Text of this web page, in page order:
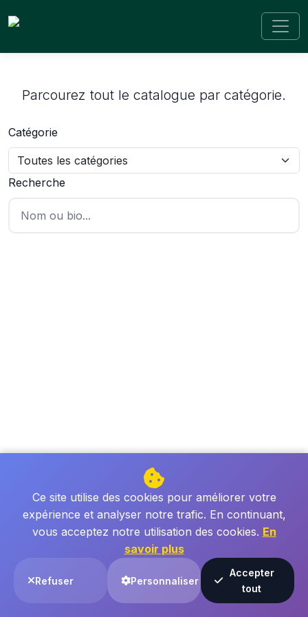
Nos Artistes
Parcourez tout le catalogue par catégorie.
Catégorie
Recherche
Ce site utilise des cookies pour améliorer votre
expérience et analyser notre trafic. En continuant,
vous acceptez notre utilisation des cookies. En
savoir plus
Refuser Personnaliser
Accepter
tout